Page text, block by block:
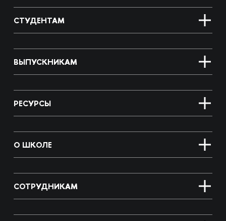
СТУДЕНТАМ
ВЫПУСКНИКАМ
РЕСУРСЫ
О ШКОЛЕ
СОТРУДНИКАМ